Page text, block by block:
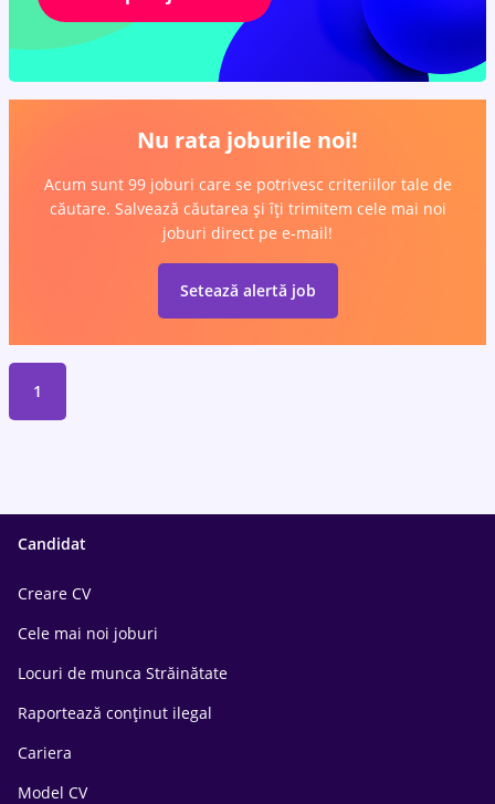
Nu rata joburile noi!
Acum sunt 99 joburi care se potrivesc criteriilor tale de
căutare. Salvează căutarea și îți trimitem cele mai noi
joburi direct pe e-mail!
Setează alertă job
1
Candidat
Creare CV
Cele mai noi joburi
Locuri de munca Străinătate
Raportează conținut ilegal
Cariera
Model CV